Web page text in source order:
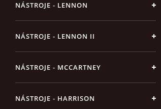
NÁSTROJE - LENNON
NÁSTROJE - LENNON II
NÁSTROJE - MCCARTNEY
NÁSTROJE - HARRISON